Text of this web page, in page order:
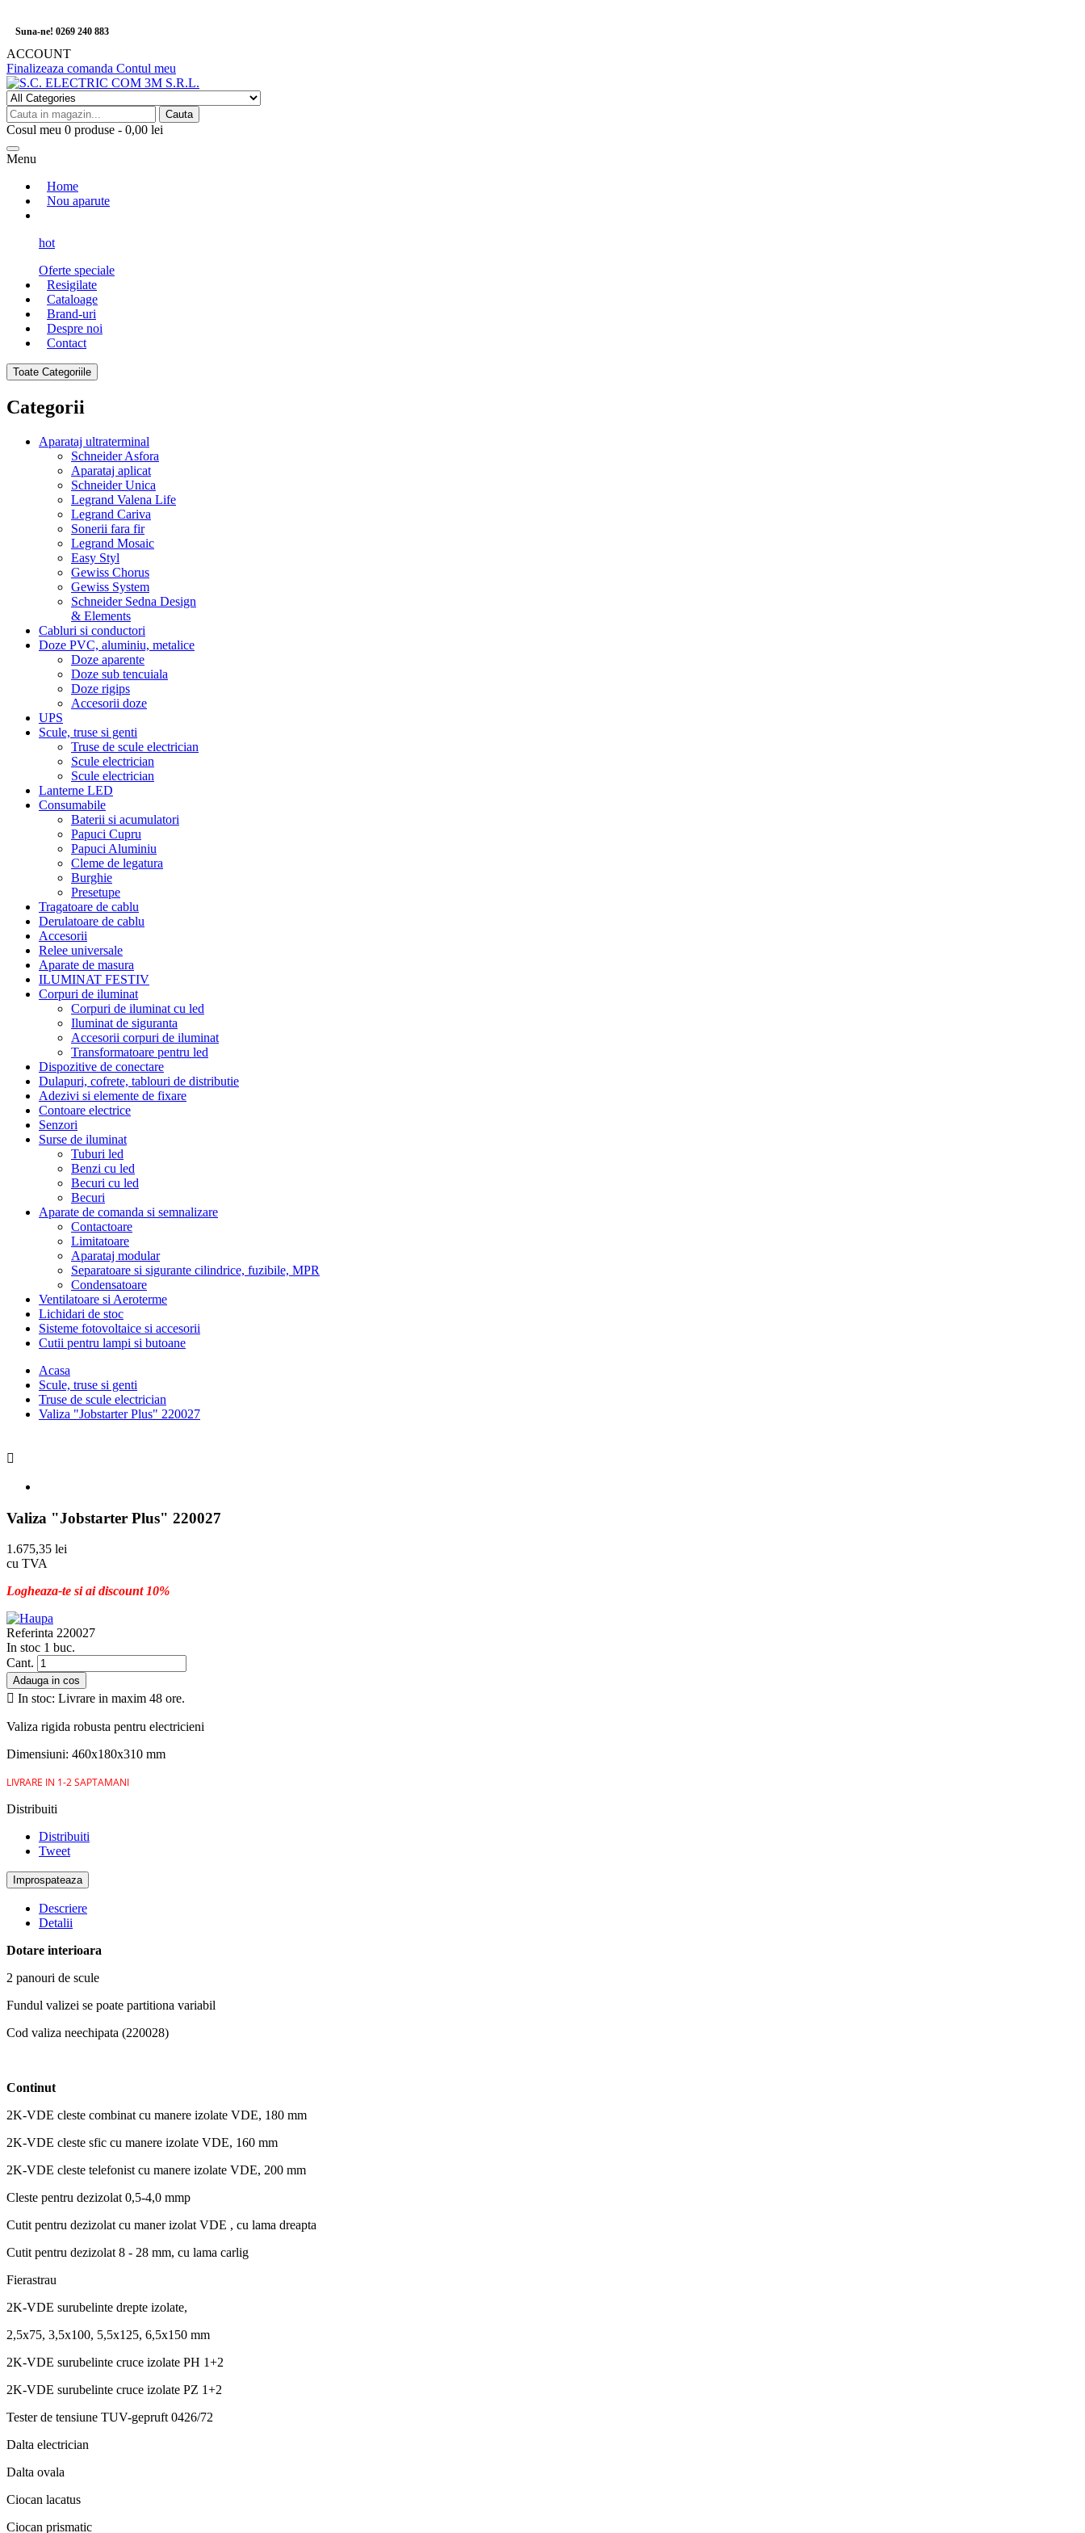
Suna-ne! 0269 240 883
ACCOUNT
Finalizeaza comanda Contul meu
Cauta
Cosul meu 0 produse - 0,00 lei
Menu
Home
Nou aparute
hot
Oferte speciale
Resigilate
Cataloage
Brand-uri
Despre noi
Contact
Toate Categoriile
Categorii
Aparataj ultraterminal
Schneider Asfora
Aparataj aplicat
Schneider Unica
Legrand Valena Life
Legrand Cariva
Sonerii fara fir
Legrand Mosaic
Easy Styl
Gewiss Chorus
Gewiss System
Schneider Sedna Design
& Elements
Cabluri si conductori
Doze PVC, aluminiu, metalice
Doze aparente
Doze sub tencuiala
Doze rigips
Accesorii doze
UPS
Scule, truse si genti
Truse de scule electrician
Scule electrician
Scule electrician
Lanterne LED
Consumabile
Baterii si acumulatori
Papuci Cupru
Papuci Aluminiu
Cleme de legatura
Burghie
Presetupe
Tragatoare de cablu
Derulatoare de cablu
Accesorii
Relee universale
Aparate de masura
ILUMINAT FESTIV
Corpuri de iluminat
Corpuri de iluminat cu led
Iluminat de siguranta
Accesorii corpuri de iluminat
Transformatoare pentru led
Dispozitive de conectare
Dulapuri, cofrete, tablouri de distributie
Adezivi si elemente de fixare
Contoare electrice
Senzori
Surse de iluminat
Tuburi led
Benzi cu led
Becuri cu led
Becuri
Aparate de comanda si semnalizare
Contactoare
Limitatoare
Aparataj modular
Separatoare si sigurante cilindrice, fuzibile, MPR
Condensatoare
Ventilatoare si Aeroterme
Lichidari de stoc
Sisteme fotovoltaice si accesorii
Cutii pentru lampi si butoane
Acasa
Scule, truse si genti
Truse de scule electrician
Valiza "Jobstarter Plus" 220027

Valiza "Jobstarter Plus" 220027
1.675,35 lei
cu TVA
Logheaza-te si ai discount 10%
Referinta 220027
In stoc 1 buc.
Cant.
Adauga in cos
 In stoc: Livrare in maxim 48 ore.
Valiza rigida robusta pentru electricieni
Dimensiuni: 460x180x310 mm
LIVRARE IN 1-2 SAPTAMANI
Distribuiti
Distribuiti
Tweet
Descriere
Detalii
Dotare interioara
2 panouri de scule
Fundul valizei se poate partitiona variabil
Cod valiza neechipata (220028)
Continut
2K-VDE cleste combinat cu manere izolate VDE, 180 mm
2K-VDE cleste sfic cu manere izolate VDE, 160 mm
2K-VDE cleste telefonist cu manere izolate VDE, 200 mm
Cleste pentru dezizolat 0,5-4,0 mmp
Cutit pentru dezizolat cu maner izolat VDE , cu lama dreapta
Cutit pentru dezizolat 8 - 28 mm, cu lama carlig
Fierastrau
2K-VDE surubelinte drepte izolate,
2,5x75, 3,5x100, 5,5x125, 6,5x150 mm
2K-VDE surubelinte cruce izolate PH 1+2
2K-VDE surubelinte cruce izolate PZ 1+2
Tester de tensiune TUV-gepruft 0426/72
Dalta electrician
Dalta ovala
Ciocan lacatus
Ciocan prismatic